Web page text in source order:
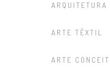
ARQUITETURA
ARTE TÊXTIL
ARTE